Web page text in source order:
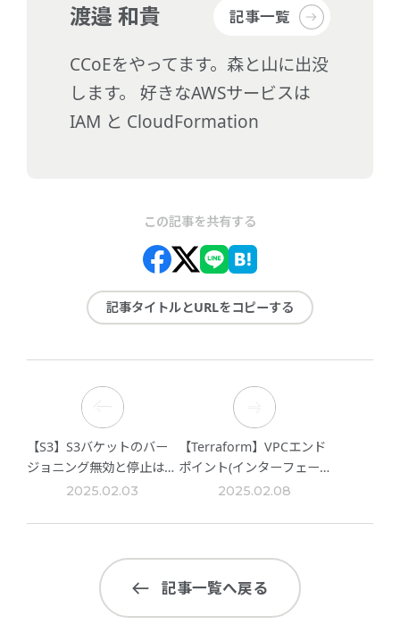
渡邉 和貴 記事一覧
CCoEをやってます。森と山に出没
します。 好きなAWSサービスは
IAM と CloudFormation
この記事を共有する
記事タイトルとURLをコピーする
【S3】S3バケットのバー
ジョニング無効と停止は違
2025.02.03
【Terraform】VPCエンド
ポイント(インターフェー
ス型)構築＆SSMセッショ
2025.02.08
記事一覧へ戻る